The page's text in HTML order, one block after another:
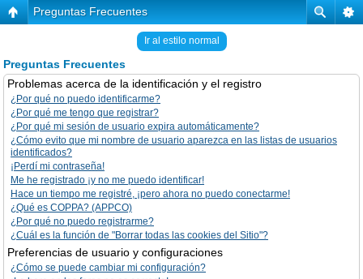
Preguntas Frecuentes
Ir al estilo normal
Preguntas Frecuentes
Problemas acerca de la identificación y el registro
¿Por qué no puedo identificarme?
¿Por qué me tengo que registrar?
¿Por qué mi sesión de usuario expira automáticamente?
¿Cómo evito que mi nombre de usuario aparezca en las listas de usuarios
identificados?
¡Perdí mi contraseña!
Me he registrado ¡y no me puedo identificar!
Hace un tiempo me registré, ¡pero ahora no puedo conectarme!
¿Qué es COPPA? (APPCO)
¿Por qué no puedo registrarme?
¿Cuál es la función de "Borrar todas las cookies del Sitio"?
Preferencias de usuario y configuraciones
¿Cómo se puede cambiar mi configuración?